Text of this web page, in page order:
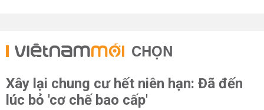
CHỌN
Xây lại chung cư hết niên hạn: Đã đến
lúc bỏ 'cơ chế bao cấp'